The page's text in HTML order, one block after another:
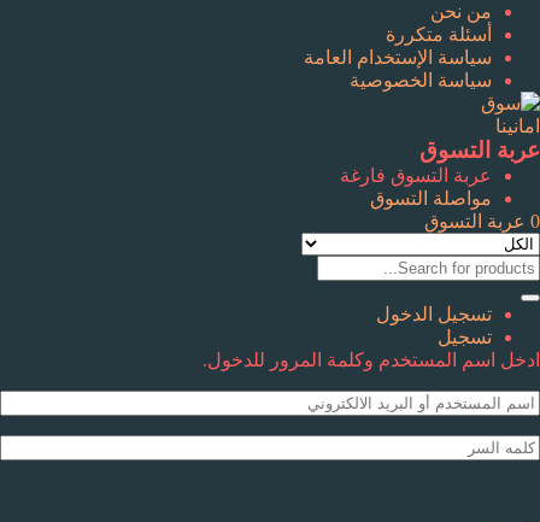
من نحن
أسئلة متكررة
سياسة الإستخدام العامة
سياسة الخصوصية
عربة التسوق
عربة التسوق فارغة
مواصلة التسوق
0 عربة التسوق
تسجيل الدخول
تسجيل
ادخل اسم المستخدم وكلمة المرور للدخول.